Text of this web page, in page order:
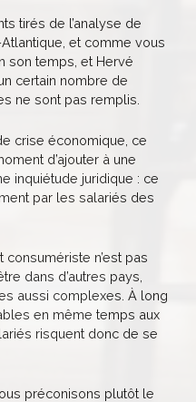
tirés de l’analyse de
et comme vous
son temps, et Hervé
certain nombre de
ne sont pas remplis.
crise économique, ce
d’ajouter à une
inquiétude juridique : ce
par les salariés des
consumériste n’est pas
dans d’autres pays,
aussi complexes. À long
en même temps aux
risquent donc de se
préconisons plutôt le